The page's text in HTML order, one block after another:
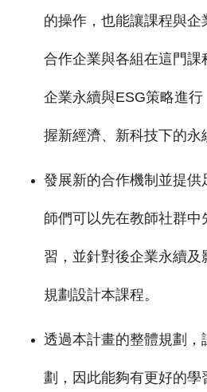
的操作，也能讓課程與企
合作企業與各組在這門課
企業永續與ESG策略進
握新經濟、新科技下的永
發展新的合作機制並提
師們可以先在教師社群
習，並針對後企業永續
規劃設計本課程。
透過本計畫的整體規劃，
劃，因此能夠有更好的學